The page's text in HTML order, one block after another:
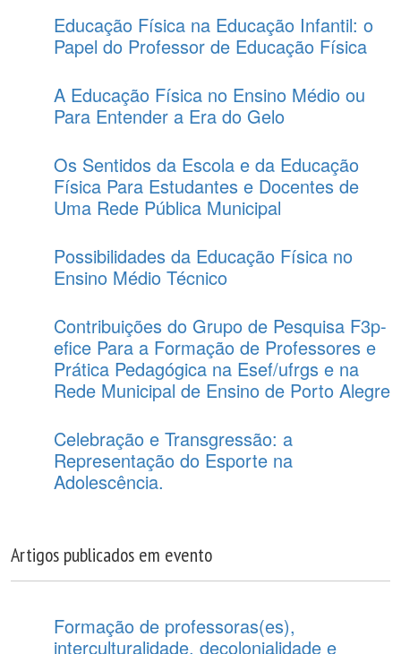
Educação Física na Educação Infantil: o
Papel do Professor de Educação Física
A Educação Física no Ensino Médio ou
Para Entender a Era do Gelo
Os Sentidos da Escola e da Educação
Física Para Estudantes e Docentes de
Uma Rede Pública Municipal
Possibilidades da Educação Física no
Ensino Médio Técnico
Contribuições do Grupo de Pesquisa F3p-
efice Para a Formação de Professores e
Prática Pedagógica na Esef/ufrgs e na
Rede Municipal de Ensino de Porto Alegre
Celebração e Transgressão: a
Representação do Esporte na
Adolescência.
Artigos publicados em evento
Formação de professoras(es),
interculturalidade, decolonialidade e